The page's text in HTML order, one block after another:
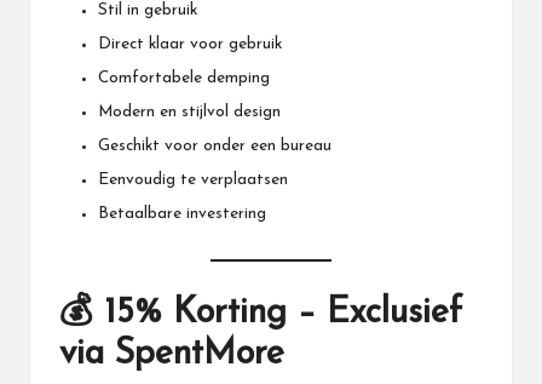
Stil in gebruik
Direct klaar voor gebruik
Comfortabele demping
Modern en stijlvol design
Geschikt voor onder een bureau
Eenvoudig te verplaatsen
Betaalbare investering
💰 15% Korting – Exclusief
via SpentMore